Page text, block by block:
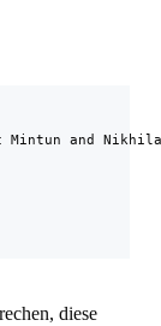
and
diese